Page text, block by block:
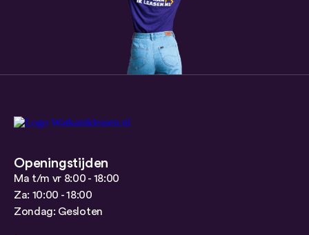
Openingstijden
Ma t/m vr 8:00 - 18:00
Za: 10:00 - 18:00
Zondag: Gesloten